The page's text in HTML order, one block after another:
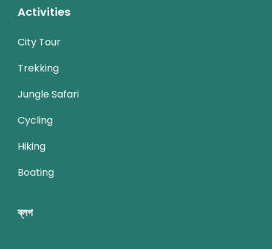
Activities
City Tour
Trekking
Jungle Safari
Cycling
Hiking
Boating
ব্লগ